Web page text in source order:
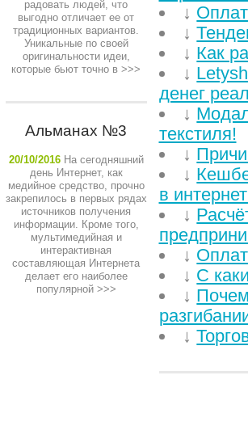
радовать людей, что
выгодно отличает ее от
традиционных вариантов.
Уникальные по своей
оригинальности идеи,
которые бьют точно в >>>
Альманах №3
20/10/2016 На сегодняшний
день Интернет, как
медийное средство, прочно
закрепилось в первых рядах
источников получения
информации. Кроме того,
мультимедийная и
интерактивная
составляющая Интернета
делает его наиболее
популярной>>>
↓
↓
↓ Как
↓
денег
↓
текстиля!
↓
↓
в
↓
↓
↓ С
↓
↓